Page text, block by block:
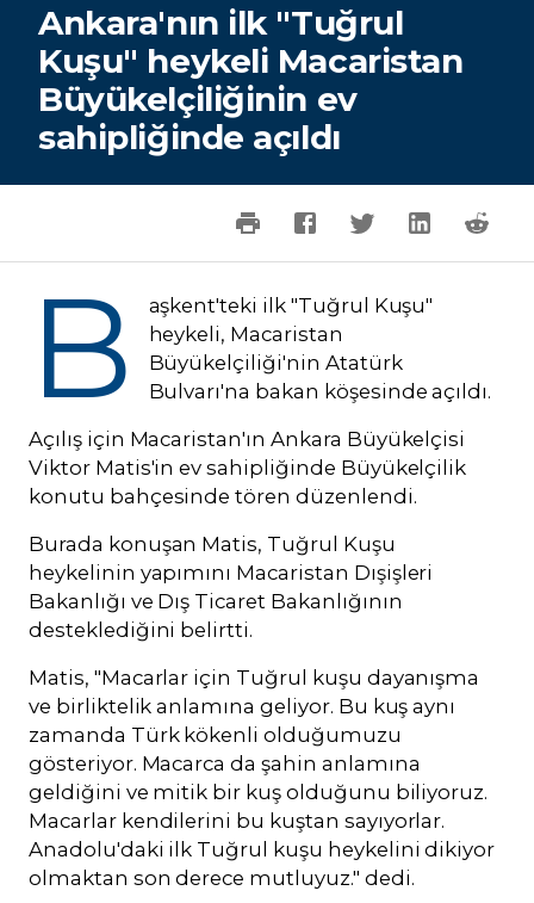
Ankara'nın ilk "Tuğrul
Kuşu" heykeli Macaristan
Büyükelçiliğinin ev
sahipliğinde açıldı
B
aşkent'teki ilk "Tuğrul Kuşu"
heykeli, Macaristan
Büyükelçiliği'nin Atatürk
Bulvarı'na bakan köşesinde açıldı.
Açılış için Macaristan'ın Ankara Büyükelçisi
Viktor Matis'in ev sahipliğinde Büyükelçilik
konutu bahçesinde tören düzenlendi.
Burada konuşan Matis, Tuğrul Kuşu
heykelinin yapımını Macaristan Dışişleri
Bakanlığı ve Dış Ticaret Bakanlığının
desteklediğini belirtti.
Matis, "Macarlar için Tuğrul kuşu dayanışma
ve birliktelik anlamına geliyor. Bu kuş aynı
zamanda Türk kökenli olduğumuzu
gösteriyor. Macarca da şahin anlamına
geldiğini ve mitik bir kuş olduğunu biliyoruz.
Macarlar kendilerini bu kuştan sayıyorlar.
Anadolu'daki ilk Tuğrul kuşu heykelini dikiyor
olmaktan son derece mutluyuz." dedi.